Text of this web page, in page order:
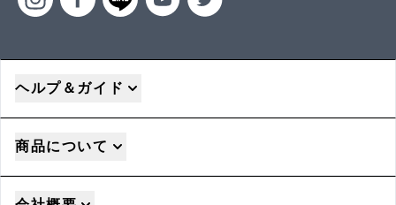
ヘルプ＆ガイド
商品について